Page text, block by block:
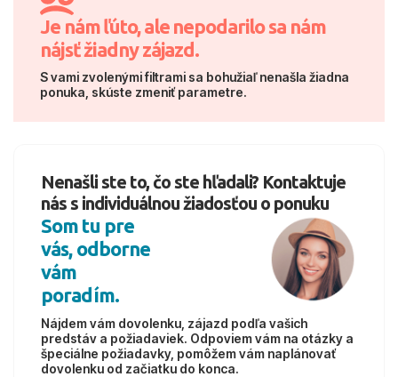
Je nám ľúto, ale nepodarilo sa nám
nájsť žiadny zájazd.
S vami zvolenými filtrami sa bohužiaľ nenašla žiadna
ponuka, skúste zmeniť parametre.
Nenašli ste to, čo ste hľadali? Kontaktuje
nás s individuálnou žiadosťou o ponuku
Som tu pre
vás, odborne
vám
poradím.
Nájdem vám dovolenku, zájazd podľa vašich
predstáv a požiadaviek. Odpoviem vám na otázky a
špeciálne požiadavky, pomôžem vám naplánovať
dovolenku od začiatku do konca.